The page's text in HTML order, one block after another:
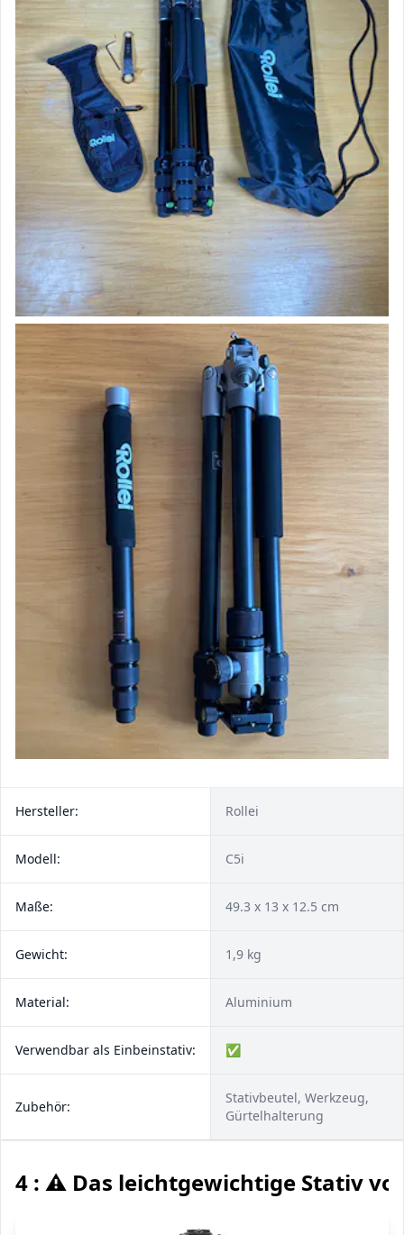
Hersteller: Rollei
Modell: C5i
Maße: 49.3 x 13 x 12.5 cm
Gewicht: 1,9 kg
Material: Aluminium
Verwendbar als Einbeinstativ: ✅
Zubehör:
Stativbeutel, Werkzeug,
Gürtelhalterung
4 : ⚠️ Das leichtgewichtige Stativ